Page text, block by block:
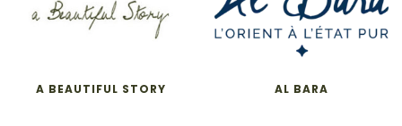
A BEAUTIFUL STORY AL BARA